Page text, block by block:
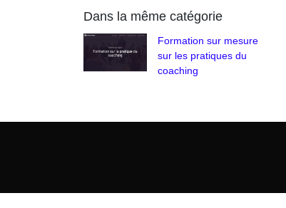
Dans la même catégorie
Formation sur mesure
sur les pratiques du
coaching